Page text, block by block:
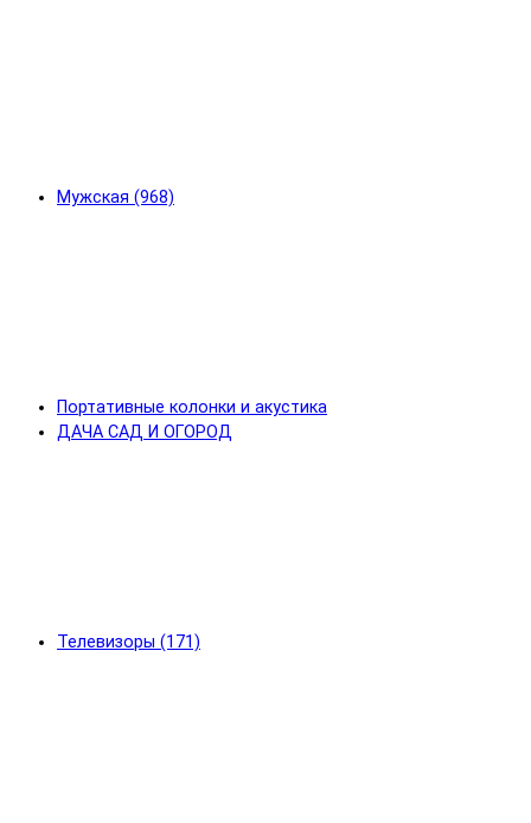
Мужская (968)
Портативные колонки и акустика
ДАЧА САД И ОГОРОД
Телевизоры (171)